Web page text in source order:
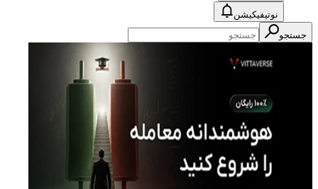
نوتیفیکیشن
جستجو